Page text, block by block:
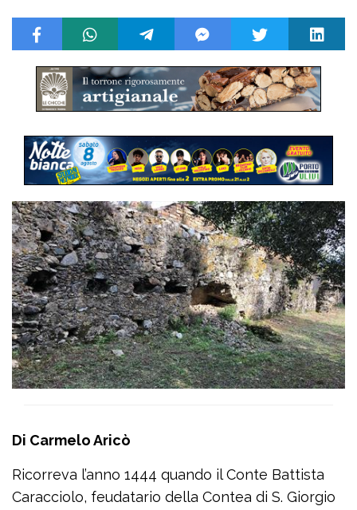
Di Carmelo Aricò
Ricorreva l’anno 1444 quando il Conte Battista
Caracciolo, feudatario della Contea di S. Giorgio